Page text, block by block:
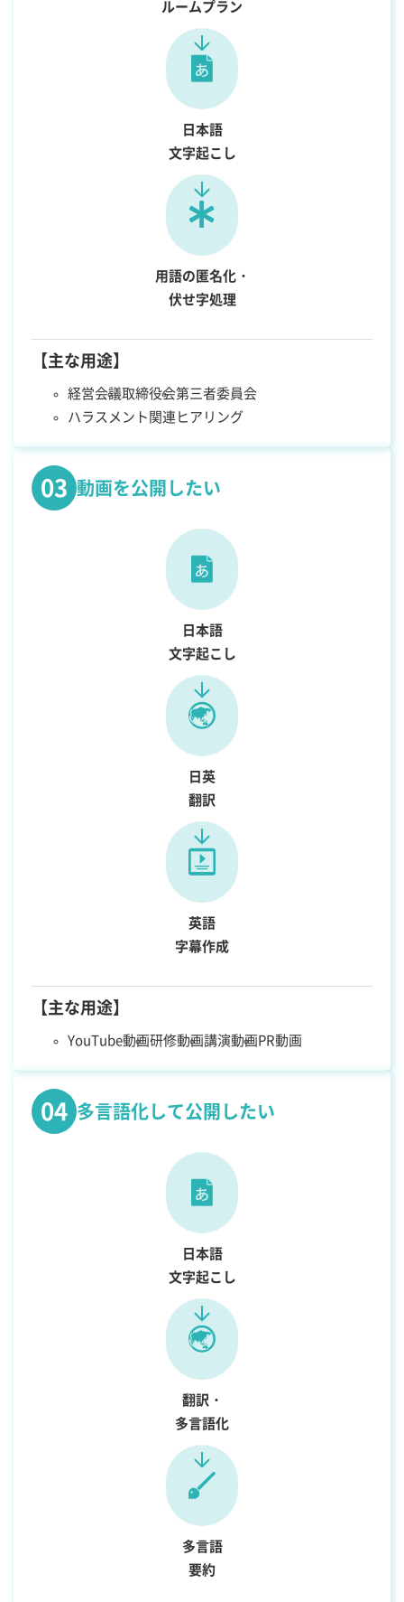
ルームプラン
日本語
文字起こし
用語の匿名化・
伏せ字処理
【主な用途】
経営会議取締役会第三者委員会
ハラスメント関連ヒアリング
03 動画を公開したい
日本語
文字起こし
日英
翻訳
英語
字幕作成
【主な用途】
YouTube動画研修動画講演動画PR動画
04 多言語化して公開したい
日本語
文字起こし
翻訳・
多言語化
多言語
要約